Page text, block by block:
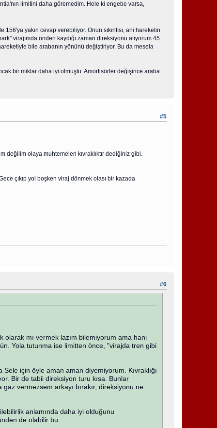
limitini daha göremedim. Hele ki engebe varsa,
yakın cevap verebiliyor. Onun sıkıntısı, ani hareketin
virajımda önden kaydığı zaman direksiyonu atıyorum 45
bile arabanın yönünü değiştiriyor. Bu da mesela
bir miktar daha iyi olmuştu. Amortisörler değişince araba
#5
değilim olaya muhtemelen kıvraklıktır dediğiniz gibi.
çıkıp yol boşken viraj dönmek olası bir kazada
#6
olarak mı vermek lazım bilemiyorum ama hani
Yola tutunma ise limitten önce, "virajda tren gibi
için öyle aman aman diyemiyorum. Kıvraklığı
Bir de tabii direksiyon turu kısa. Bunlar
vermezsem arkayı bırakır, direksiyonu ne
anlamında daha iyi olduğunu
de olabilir bu.